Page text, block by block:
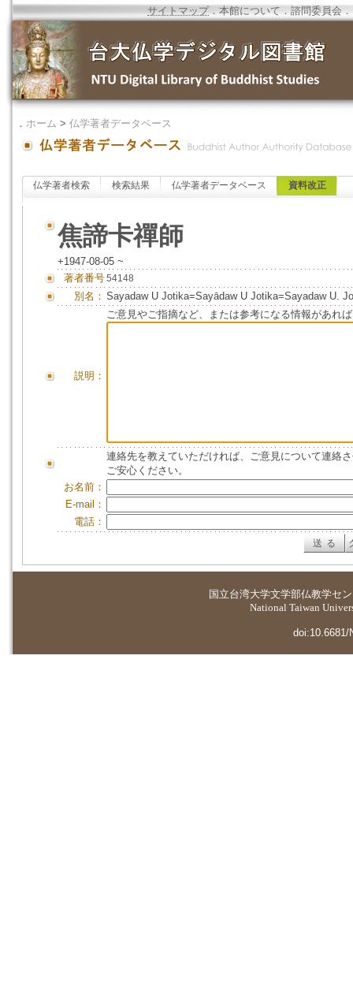
サイトマップ．本館について ．諮問委員会 ．
． ホーム > 仏学著者データベース
仏学著者検索 検索結果 仏学著者データベース 資料改正
焦諦卡禪師
+1947-08-05 ~
著者番号54148
別名： Sayadaw U Jotika=Sayādaw U Jotika=Sayadaw U.
説明：
ご意見やご指摘など、または参考になる情報があれ
連絡先を教えていただければ、ご意見について連絡
ご安心ください。
お名前：
E-mail：
電話：
国立台湾大学文学部仏教学セ
National Taiwan
doi:10.6681/